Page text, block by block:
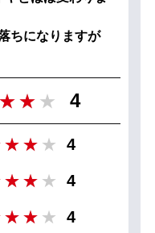
ちになりますが
4
4
4
4